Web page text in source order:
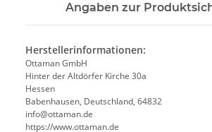
Angaben zur
Herstellerinformationen:
Ottaman GmbH
Hinter der Altdörfer Kirche 30a
Hessen
Babenhausen, Deutschland, 64832
info@ottaman.de
https://www.ottaman.de